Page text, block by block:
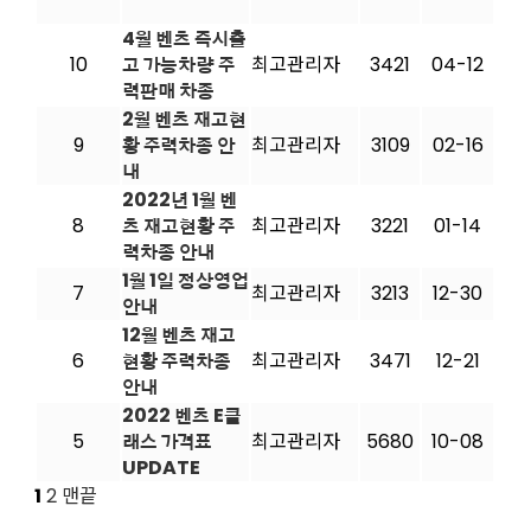
10
4월 벤츠 즉시출
고 가능차량 주
력판매 차종
최고관리자 3421 04-12
9
2월 벤츠 재고현
황 주력차종 안
내
최고관리자 3109 02-16
8
2022년 1월 벤
츠 재고현황 주
력차종 안내
최고관리자 3221 01-14
7
1월 1일 정상영업
안내
최고관리자 3213 12-30
6
12월 벤츠 재고
현황 주력차종
안내
최고관리자 3471 12-21
5
2022 벤츠 E클
래스 가격표
UPDATE
최고관리자 5680
10-08
1 2 맨끝